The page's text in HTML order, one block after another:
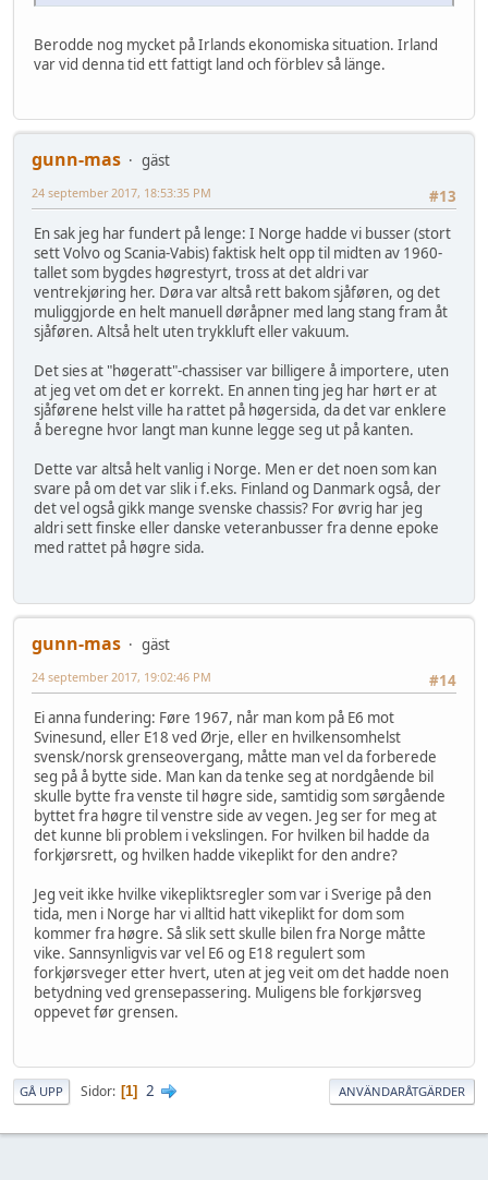
Berodde nog mycket på Irlands ekonomiska situation. Irland
var vid denna tid ett fattigt land och förblev så länge.
gunn-mas
gäst
#13
24 september 2017, 18:53:35 PM
En sak jeg har fundert på lenge: I Norge hadde vi busser (stort
sett Volvo og Scania-Vabis) faktisk helt opp til midten av 1960-
tallet som bygdes høgrestyrt, tross at det aldri var
ventrekjøring her. Døra var altså rett bakom sjåføren, og det
muliggjorde en helt manuell døråpner med lang stang fram åt
sjåføren. Altså helt uten trykkluft eller vakuum.
Det sies at "høgeratt"-chassiser var billigere å importere, uten
at jeg vet om det er korrekt. En annen ting jeg har hørt er at
sjåførene helst ville ha rattet på høgersida, da det var enklere
å beregne hvor langt man kunne legge seg ut på kanten.
Dette var altså helt vanlig i Norge. Men er det noen som kan
svare på om det var slik i f.eks. Finland og Danmark også, der
det vel også gikk mange svenske chassis? For øvrig har jeg
aldri sett finske eller danske veteranbusser fra denne epoke
med rattet på høgre sida.
gunn-mas
gäst
#14
24 september 2017, 19:02:46 PM
Ei anna fundering: Føre 1967, når man kom på E6 mot
Svinesund, eller E18 ved Ørje, eller en hvilkensomhelst
svensk/norsk grenseovergang, måtte man vel da forberede
seg på å bytte side. Man kan da tenke seg at nordgående bil
skulle bytte fra venste til høgre side, samtidig som sørgående
byttet fra høgre til venstre side av vegen. Jeg ser for meg at
det kunne bli problem i vekslingen. For hvilken bil hadde da
forkjørsrett, og hvilken hadde vikeplikt for den andre?
Jeg veit ikke hvilke vikepliktsregler som var i Sverige på den
tida, men i Norge har vi alltid hatt vikeplikt for dom som
kommer fra høgre. Så slik sett skulle bilen fra Norge måtte
vike. Sannsynligvis var vel E6 og E18 regulert som
forkjørsveger etter hvert, uten at jeg veit om det hadde noen
betydning ved grensepassering. Muligens ble forkjørsveg
oppevet før grensen.
GÅ UPP Sidor 1 2 ANVÄNDARÅTGÄRDER